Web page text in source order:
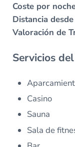
Coste por
Distancia
Valoración de
Servicios
Casino
Sauna
Sala de